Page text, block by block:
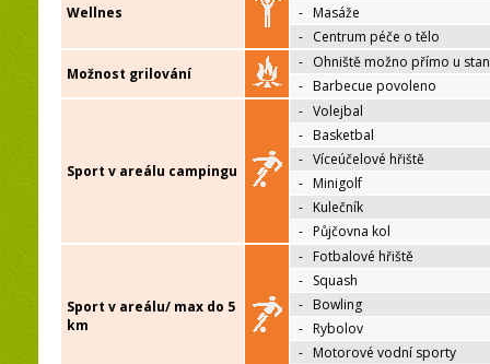
Wellnes
- Masáže
- Centrum péče o tělo
Možnost grilování
- Ohniště možno přímo u
- Barbecue povoleno
Sport v areálu campingu
- Volejbal
- Basketbal
- Víceúčelové hřiště
- Minigolf
- Kulečník
- Půjčovna kol
Sport v areálu/ max do 5
km
- Fotbalové hřiště
- Squash
- Bowling
- Rybolov
- Motorové vodní sporty